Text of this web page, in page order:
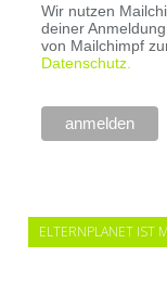
Wir nutzen
deiner
von Mailchimpf
Datenschutz.
ELTERNPLANET IST